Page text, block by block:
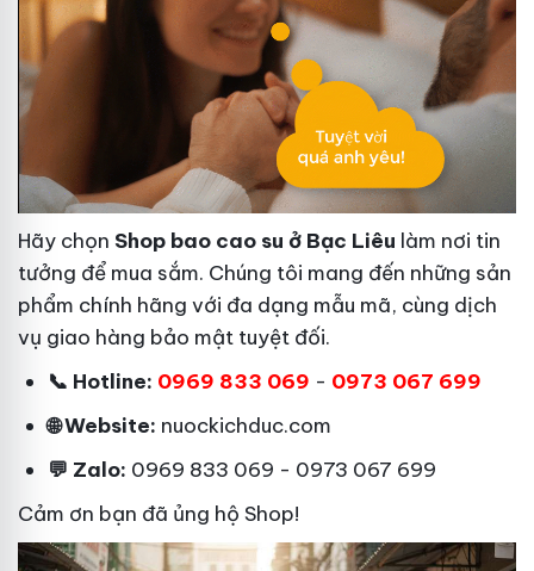
Hãy chọn Shop bao cao su ở Bạc Liêu làm nơi tin
tưởng để mua sắm. Chúng tôi mang đến những sản
phẩm chính hãng với đa dạng mẫu mã, cùng dịch
vụ giao hàng bảo mật tuyệt đối.
📞 Hotline: 0969 833 069 - 0973 067 699
🌐 Website: nuockichduc.com
💬 Zalo: 0969 833 069 - 0973 067 699
Cảm ơn bạn đã ủng hộ Shop!